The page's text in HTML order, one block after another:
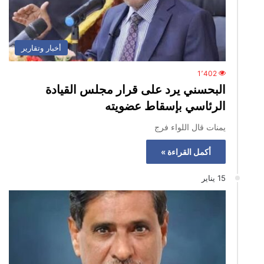
أخبار وتقارير
1٬402
البحسني يرد على قرار مجلس القيادة
الرئاسي بإسقاط عضويته
يمنات قال اللواء فرج
أكمل القراءة »
15 يناير